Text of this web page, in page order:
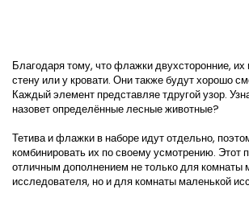
Благодаря тому, что флажки двухсторонние,
стену или у кровати. Они также будут хорошо
Каждый элемент представляе тдругой узор.
назовет определённые лесные животные?
Тетива и флажки в наборе идут отдельно,
комбинировать их по своему усмотрению. Этот
отличным дополнением не только для комнаты
исследователя, но и для комнаты маленькой